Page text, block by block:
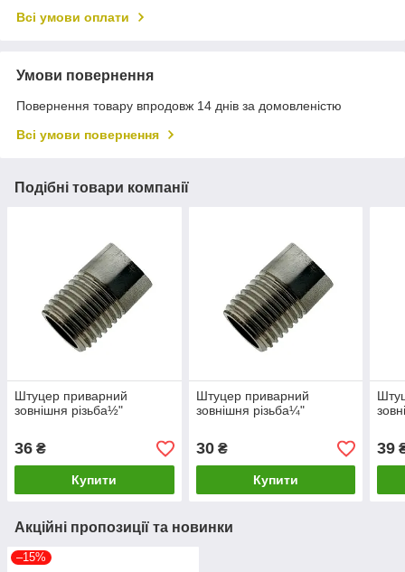
Всі умови оплати
Умови повернення
Повернення товару впродовж 14 днів за домовленістю
Всі умови повернення
Подібні товари компанії
Штуцер приварний
зовнішня різьба½"
36 ₴
Купити
Штуцер приварний
зовнішня різьба¼"
30₴
Купити
39
Акційні пропозиції та новинки
–15%